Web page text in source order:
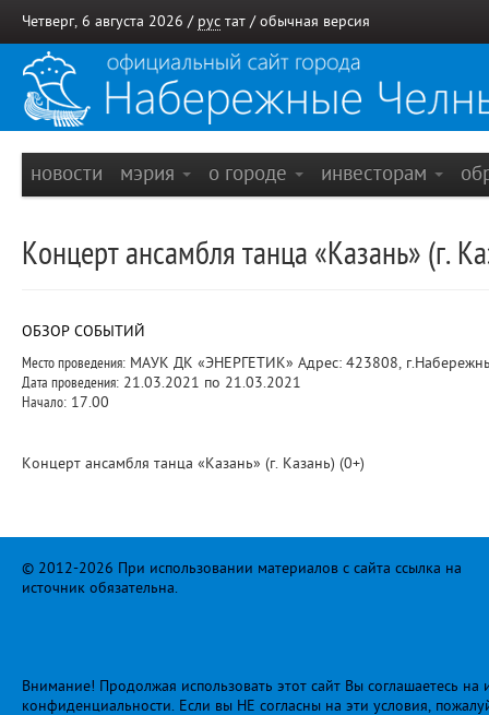
Четверг, 6 августа 2026 / рус тат / обычная версия
новости мэрия о городе инвесторам
Концерт ансамбля танца «Казань» (г.
ОБЗОР СОБЫТИЙ
Место проведения: МАУК ДК «ЭНЕРГЕТИК» Адрес: 423808,
Дата проведения: 21.03.2021 по 21.03.2021
Начало: 17.00
Концерт ансамбля танца «Казань» (г. Казань) (0+)
© 2012-2026 При использовании материалов с сайта ссылка на
источник обязательна.
Внимание! Продолжая использовать этот сайт Вы соглашаетесь
конфиденциальности. Если вы НЕ согласны на эти условия,